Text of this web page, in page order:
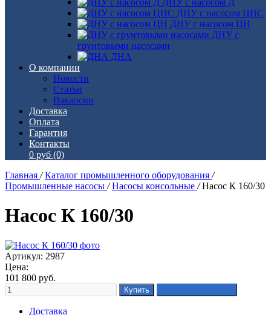
ДНУ с насосом Д
ДНУ с насосом ЦНС
ДНУ с насосом ЦН
ДНУ с
грунтовыми насосами
ДНА
О компании
Новости
Статьи
Вакансии
Доставка
Оплата
Гарантия
Контакты
0 руб (0)
Главная / Каталог промышленного оборудования /
Промышленные насосы / Насосы консольные / Насос К 160/30
Насос К 160/30
Артикул: 2987
Цена:
101 800 руб.
Доставка